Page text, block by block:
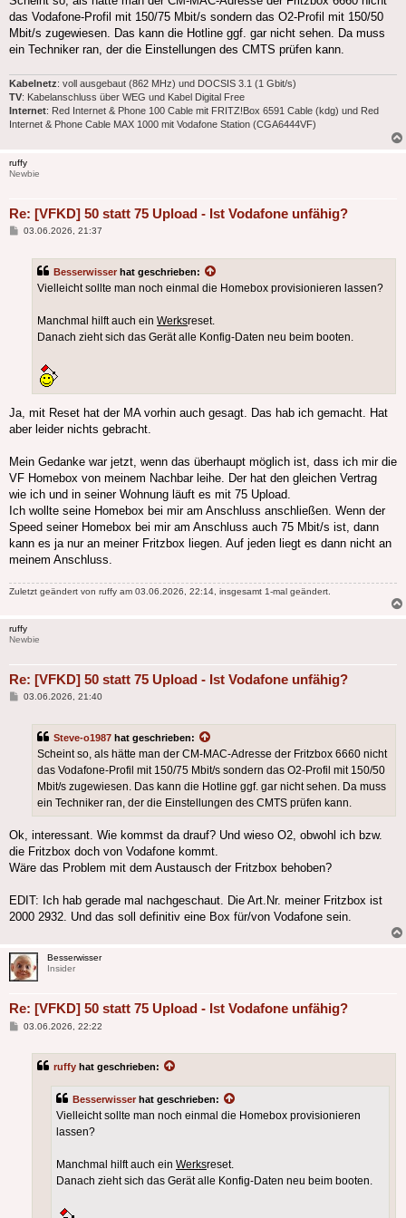
das Vodafone-Profil mit 150/75 Mbit/s sondern das O2-Profil mit 150/50
Mbit/s zugewiesen. Das kann die Hotline ggf. gar nicht sehen. Da muss
ein Techniker ran, der die Einstellungen des CMTS prüfen kann.
Kabelnetz: voll ausgebaut (862 MHz) und DOCSIS 3.1 (1 Gbit/s)
TV: Kabelanschluss über WEG und Kabel Digital Free
Internet: Red Internet & Phone 100 Cable mit FRITZ!Box 6591 Cable (kdg) und Red
Internet & Phone Cable MAX 1000 mit Vodafone Station (CGA6444VF)
ruffy
Newbie
Re: [VFKD] 50 statt 75 Upload - Ist Vodafone unfähig?
Beitrag
03.06.2026, 21:37
Besserwisser hat geschrieben:
Vielleicht sollte man noch einmal die Homebox provisionieren lassen?
Manchmal hilft auch ein Werksreset.
Danach zieht sich das Gerät alle Konfig-Daten neu beim booten.
Ja, mit Reset hat der MA vorhin auch gesagt. Das hab ich gemacht. Hat
aber leider nichts gebracht.
Mein Gedanke war jetzt, wenn das überhaupt möglich ist, dass ich mir die
VF Homebox von meinem Nachbar leihe. Der hat den gleichen Vertrag
wie ich und in seiner Wohnung läuft es mit 75 Upload.
Ich wollte seine Homebox bei mir am Anschluss anschließen. Wenn der
Speed seiner Homebox bei mir am Anschluss auch 75 Mbit/s ist, dann
kann es ja nur an meiner Fritzbox liegen. Auf jeden liegt es dann nicht an
meinem Anschluss.
Zuletzt geändert von ruffy am 03.06.2026, 22:14, insgesamt 1-mal geändert.
ruffy
Newbie
Re: [VFKD] 50 statt 75 Upload - Ist Vodafone unfähig?
Beitrag
03.06.2026, 21:40
Steve-o1987 hat geschrieben:
Scheint so, als hätte man der CM-MAC-Adresse der Fritzbox 6660 nicht
das Vodafone-Profil mit 150/75 Mbit/s sondern das O2-Profil mit 150/50
Mbit/s zugewiesen. Das kann die Hotline ggf. gar nicht sehen. Da muss
ein Techniker ran, der die Einstellungen des CMTS prüfen kann.
Ok, interessant. Wie kommst da drauf? Und wieso O2, obwohl ich bzw.
die Fritzbox doch von Vodafone kommt.
Wäre das Problem mit dem Austausch der Fritzbox behoben?
EDIT: Ich hab gerade mal nachgeschaut. Die Art.Nr. meiner Fritzbox ist
2000 2932. Und das soll definitiv eine Box für/von Vodafone sein.
Besserwisser
Insider
Re: [VFKD] 50 statt 75 Upload - Ist Vodafone unfähig?
Beitrag
03.06.2026, 22:22
ruffy hat geschrieben:
Besserwisser hat geschrieben:
Vielleicht sollte man noch einmal die Homebox provisionieren
lassen?
Manchmal hilft auch ein Werksreset.
Danach zieht sich das Gerät alle Konfig-Daten neu beim booten.